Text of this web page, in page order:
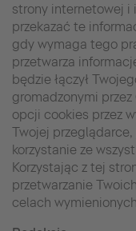
strony internetowej i
przekazać te
gdy wymaga tego
przetwarza
będzie łączył
gromadzonymi
opcji cookies przez
Twojej
korzystanie ze
Korzystając z tej
przetwarzanie
celach